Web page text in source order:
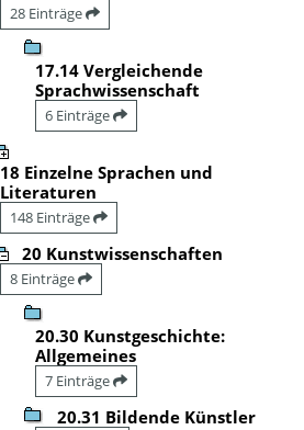
28 Einträge
17.14 Vergleichende
Sprachwissenschaft
6 Einträge
18 Einzelne Sprachen und
Literaturen
148 Einträge
20 Kunstwissenschaften
8 Einträge
20.30 Kunstgeschichte:
Allgemeines
7 Einträge
20.31 Bildende Künstler